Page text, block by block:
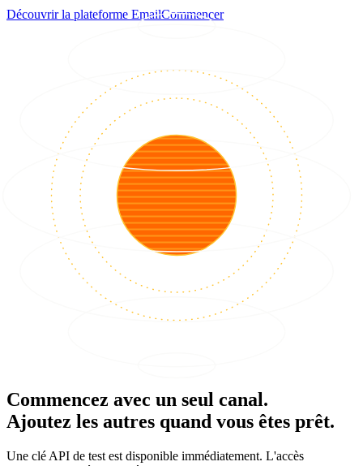
Découvrir la plateforme EmailCommencer
Commencez avec un seul canal.
Ajoutez les autres quand vous êtes prêt.
Une clé API de test est disponible immédiatement. L'accès